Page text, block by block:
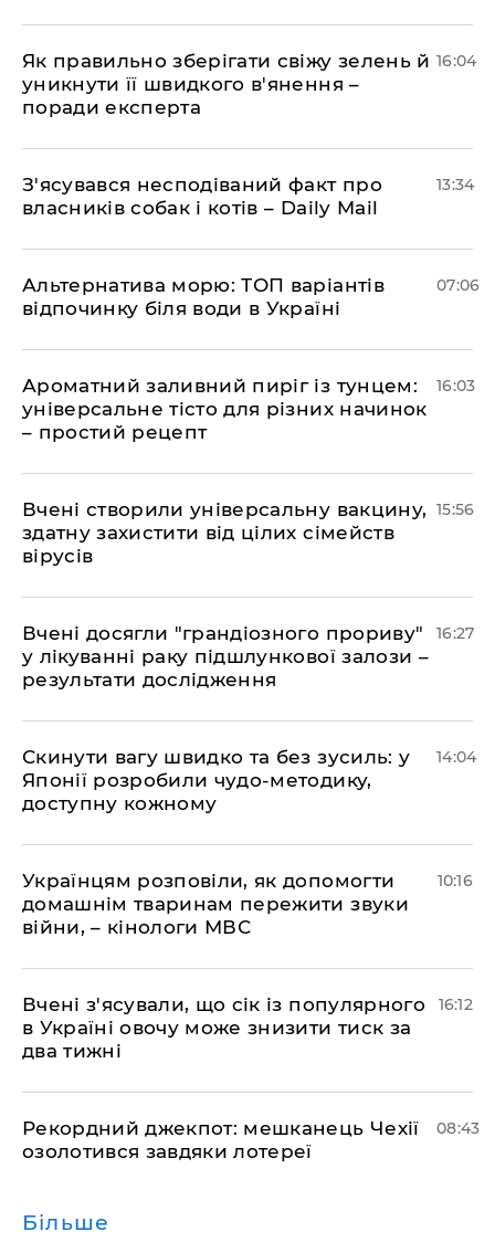
Як правильно зберігати свіжу зелень й
уникнути її швидкого в'янення –
поради експерта
16:04
З'ясувався несподіваний факт про
власників собак і котів – Daily Mail
13:34
Альтернатива морю: ТОП варіантів
відпочинку біля води в Україні
07:06
Ароматний заливний пиріг із тунцем:
універсальне тісто для різних начинок
– простий рецепт
16:03
Вчені створили універсальну вакцину,
здатну захистити від цілих сімейств
вірусів
15:56
Вчені досягли "грандіозного прориву"
у лікуванні раку підшлункової залози –
результати дослідження
16:27
Скинути вагу швидко та без зусиль: у
Японії розробили чудо-методику,
доступну кожному
14:04
Українцям розповіли, як допомогти
домашнім тваринам пережити звуки
війни, – кінологи МВС
10:16
Вчені з'ясували, що сік із популярного
в Україні овочу може знизити тиск за
два тижні
16:12
Рекордний джекпот: мешканець Чехії
озолотився завдяки лотереї
08:43
Більше